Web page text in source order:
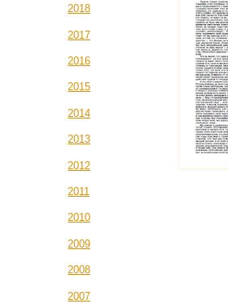
2018
2017
2016
2015
2014
2013
2012
2011
2010
2009
2008
2007